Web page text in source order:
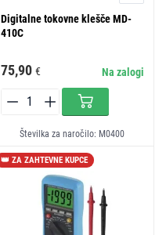
Digitalne tokovne klešče MD-
410C
75,90 € Na zalogi
Številka za naročilo: M0400
👑 ZA ZAHTEVNE KUPCE